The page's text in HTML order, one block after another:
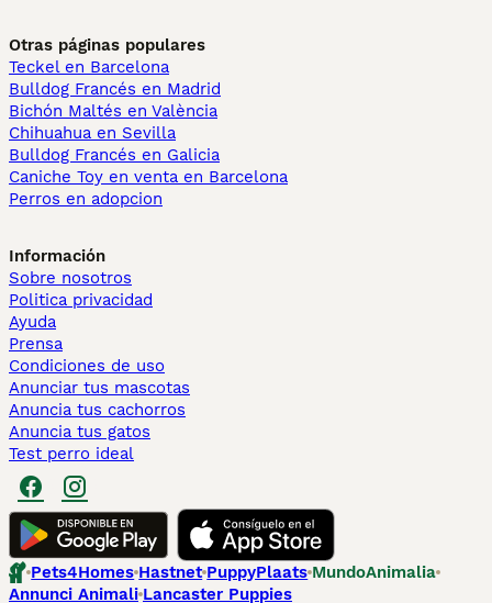
Otras páginas populares
Teckel en Barcelona
Bulldog Francés en Madrid
Bichón Maltés en València
Chihuahua en Sevilla
Bulldog Francés en Galicia
Caniche Toy en venta en Barcelona
Perros en adopcion
Información
Sobre nosotros
Politica privacidad
Ayuda
Prensa
Condiciones de uso
Anunciar tus mascotas
Anuncia tus cachorros
Anuncia tus gatos
Test perro ideal
Pets4Homes Hastnet PuppyPlaats MundoAnimalia
Annunci Animali Lancaster Puppies